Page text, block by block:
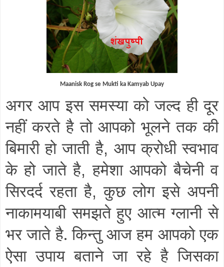
Maanisk Rog se Mukti ka Kamyab Upay
अगर आप इस समस्या को जल्द ही दूर
नहीं करते है तो आपको भूलने तक की
बिमारी हो जाती है, आप क्रोधी स्वभाव
के हो जाते है,हमेशा आपको बैचेनी व
सिरदर्द रहता है, कुछ लोग इसे अपनी
नाकामयाबी समझते हुए आत्म ग्लानी से
भर जाते है. किन्तु आज हम आपको एक
ऐसा उपाय बताने जा रहे है जिसका